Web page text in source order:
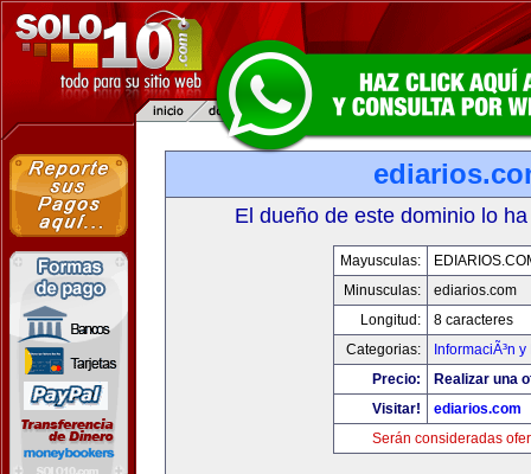
El dueño de este dominio lo
Mayusculas:
Minusculas:
ediarios.com
Longitud:
8 caracteres
Categorias:
InformaciÃ³n
Precio:
Realizar una
Visitar!
ediarios.com
Serán consideradas